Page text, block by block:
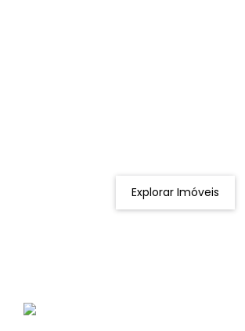
Explorar Imóveis